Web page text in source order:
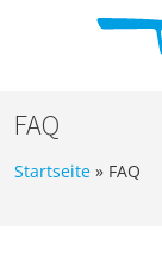
FAQ
Startseite » FAQ